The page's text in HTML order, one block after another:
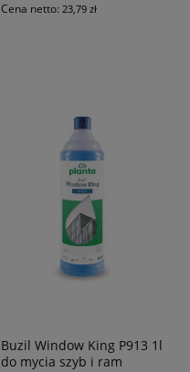
Cena netto: 23,79 zł
Buzil Window King P913 1l
do mycia szyb i ram